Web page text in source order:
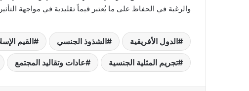
والرغبة في الحفاظ على ما يُعتبر قيماً تقليدية في مواجهة
الدول الأفريقية الشذوذ الجنسي القيم
تجريم المثلية الجنسية عادات وتقاليد المجتمع